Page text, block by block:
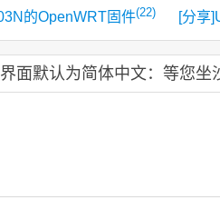
的OpenWRT固件(22) [分享
面默认为简体中文：等您坐